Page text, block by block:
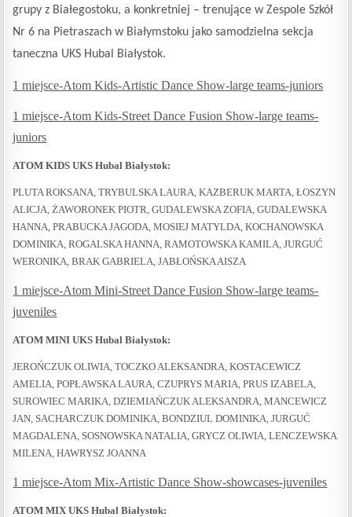
grupy z Białegostoku, a konkretniej – trenujące w Zespole Szkół
Nr 6 na Pietraszach w Białymstoku jako samodzielna sekcja
taneczna UKS Hubal Białystok.
1 miejsce-Atom Kids-Artistic Dance Show-large teams-juniors
1 miejsce-Atom Kids-Street Dance Fusion Show-large teams-
juniors
ATOM KIDS UKS Hubal Białystok:
PLUTA ROKSANA, TRYBULSKA LAURA, KAZBERUK MARTA, ŁOSZYN
ALICJA, ŻAWORONEK PIOTR, GUDALEWSKA ZOFIA, GUDALEWSKA
HANNA, PRABUCKA JAGODA, MOSIEJ MATYLDA, KOCHANOWSKA
DOMINIKA, ROGALSKA HANNA, RAMOTOWSKA KAMILA, JURGUĆ
WERONIKA, BRAK GABRIELA, JABŁOŃSKA AISZA
1 miejsce-Atom Mini-Street Dance Fusion Show-large teams-
juveniles
ATOM MINI UKS Hubal Białystok:
JEROŃCZUK OLIWIA, TOCZKO ALEKSANDRA, KOSTACEWICZ
AMELIA, POPŁAWSKA LAURA, CZUPRYS MARIA, PRUS IZABELA,
SUROWIEC MARIKA, DZIEMIAŃCZUK ALEKSANDRA, MANCEWICZ
JAN, SACHARCZUK DOMINIKA, BONDZIUL DOMINIKA, JURGUĆ
MAGDALENA, SOSNOWSKA NATALIA, GRYCZ OLIWIA, LENCZEWSKA
MILENA, HAWRYSZ JOANNA
1 miejsce-Atom Mix-Artistic Dance Show-showcases-juveniles
ATOM MIX UKS Hubal Białystok: